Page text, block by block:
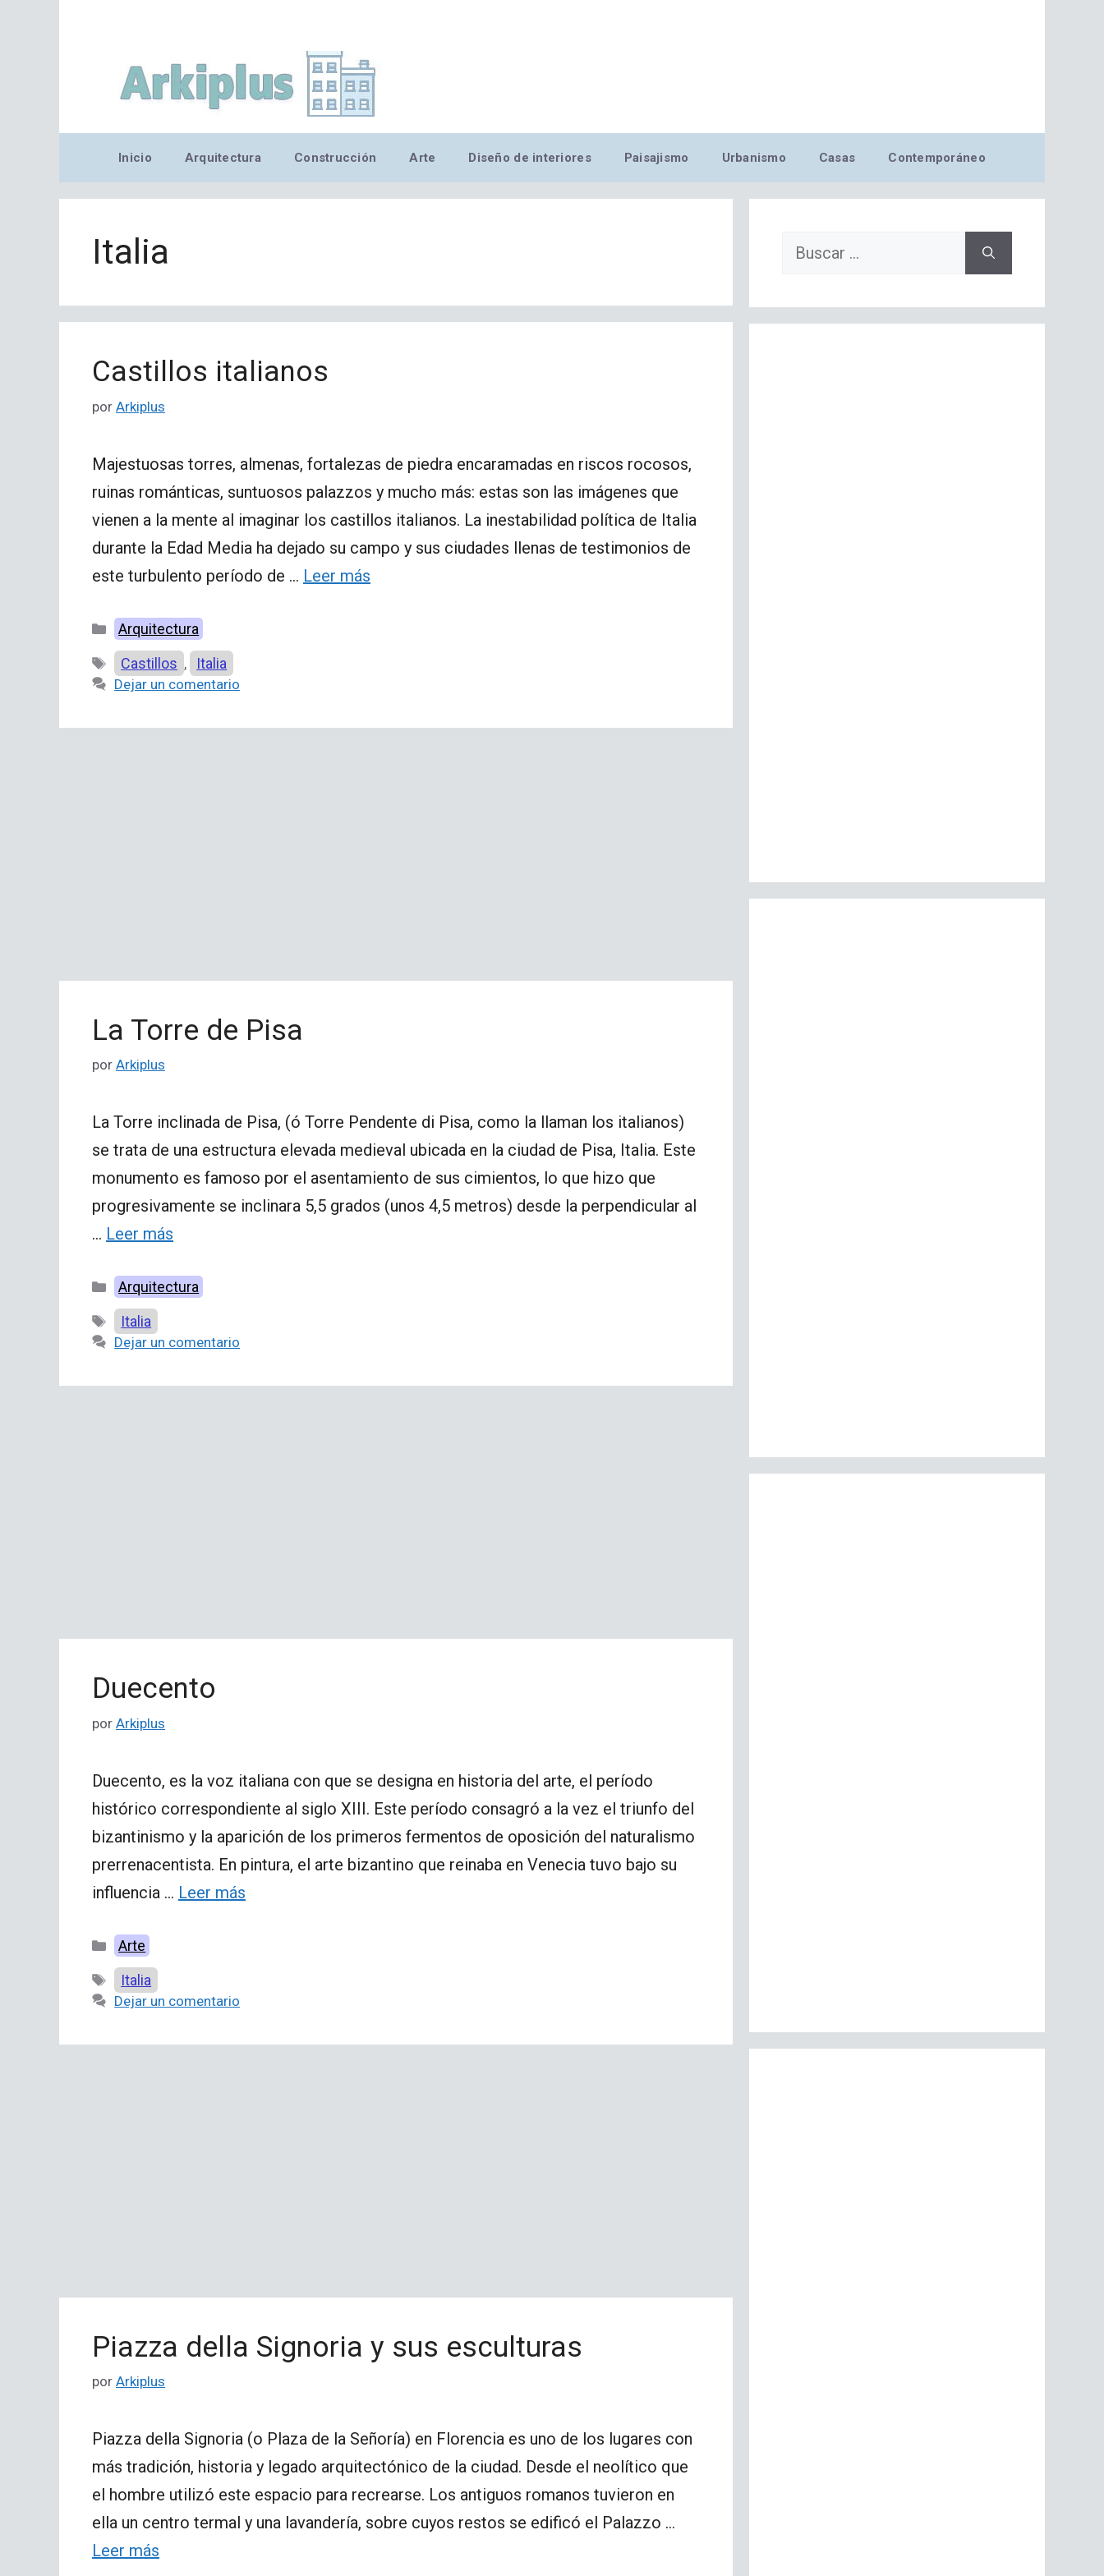
Inicio Arquitectura Construcción Arte Diseño de interiores Paisajismo Urbanismo Casas Contemporáneo
Italia
Castillos italianos
por Arkiplus
Majestuosas torres, almenas, fortalezas de piedra encaramadas en riscos rocosos,
ruinas románticas, suntuosos palazzos y mucho más: estas son las imágenes que
vienen a la mente al imaginar los castillos italianos. La inestabilidad política de Italia
durante la Edad Media ha dejado su campo y sus ciudades llenas de testimonios de
este turbulento período de … Leer más
Categorías
Arquitectura
Etiquetas
Castillos , Italia
Dejar un comentario
La Torre de Pisa
por Arkiplus
La Torre inclinada de Pisa, (ó Torre Pendente di Pisa, como la llaman los italianos)
se trata de una estructura elevada medieval ubicada en la ciudad de Pisa, Italia. Este
monumento es famoso por el asentamiento de sus cimientos, lo que hizo que
progresivamente se inclinara 5,5 grados (unos 4,5 metros) desde la perpendicular al
… Leer más
Categorías
Arquitectura
Etiquetas
Italia
Dejar un comentario
Duecento
por Arkiplus
Duecento, es la voz italiana con que se designa en historia del arte, el período
histórico correspondiente al siglo XIII. Este período consagró a la vez el triunfo del
bizantinismo y la aparición de los primeros fermentos de oposición del naturalismo
prerrenacentista. En pintura, el arte bizantino que reinaba en Venecia tuvo bajo su
influencia … Leer más
Categorías
Arte
Etiquetas
Italia
Dejar un comentario
Piazza della Signoria y sus esculturas
por Arkiplus
Piazza della Signoria (o Plaza de la Señoría) en Florencia es uno de los lugares con
más tradición, historia y legado arquitectónico de la ciudad. Desde el neolítico que
el hombre utilizó este espacio para recrearse. Los antiguos romanos tuvieron en
ella un centro termal y una lavandería, sobre cuyos restos se edificó el Palazzo …
Leer más
Buscar: